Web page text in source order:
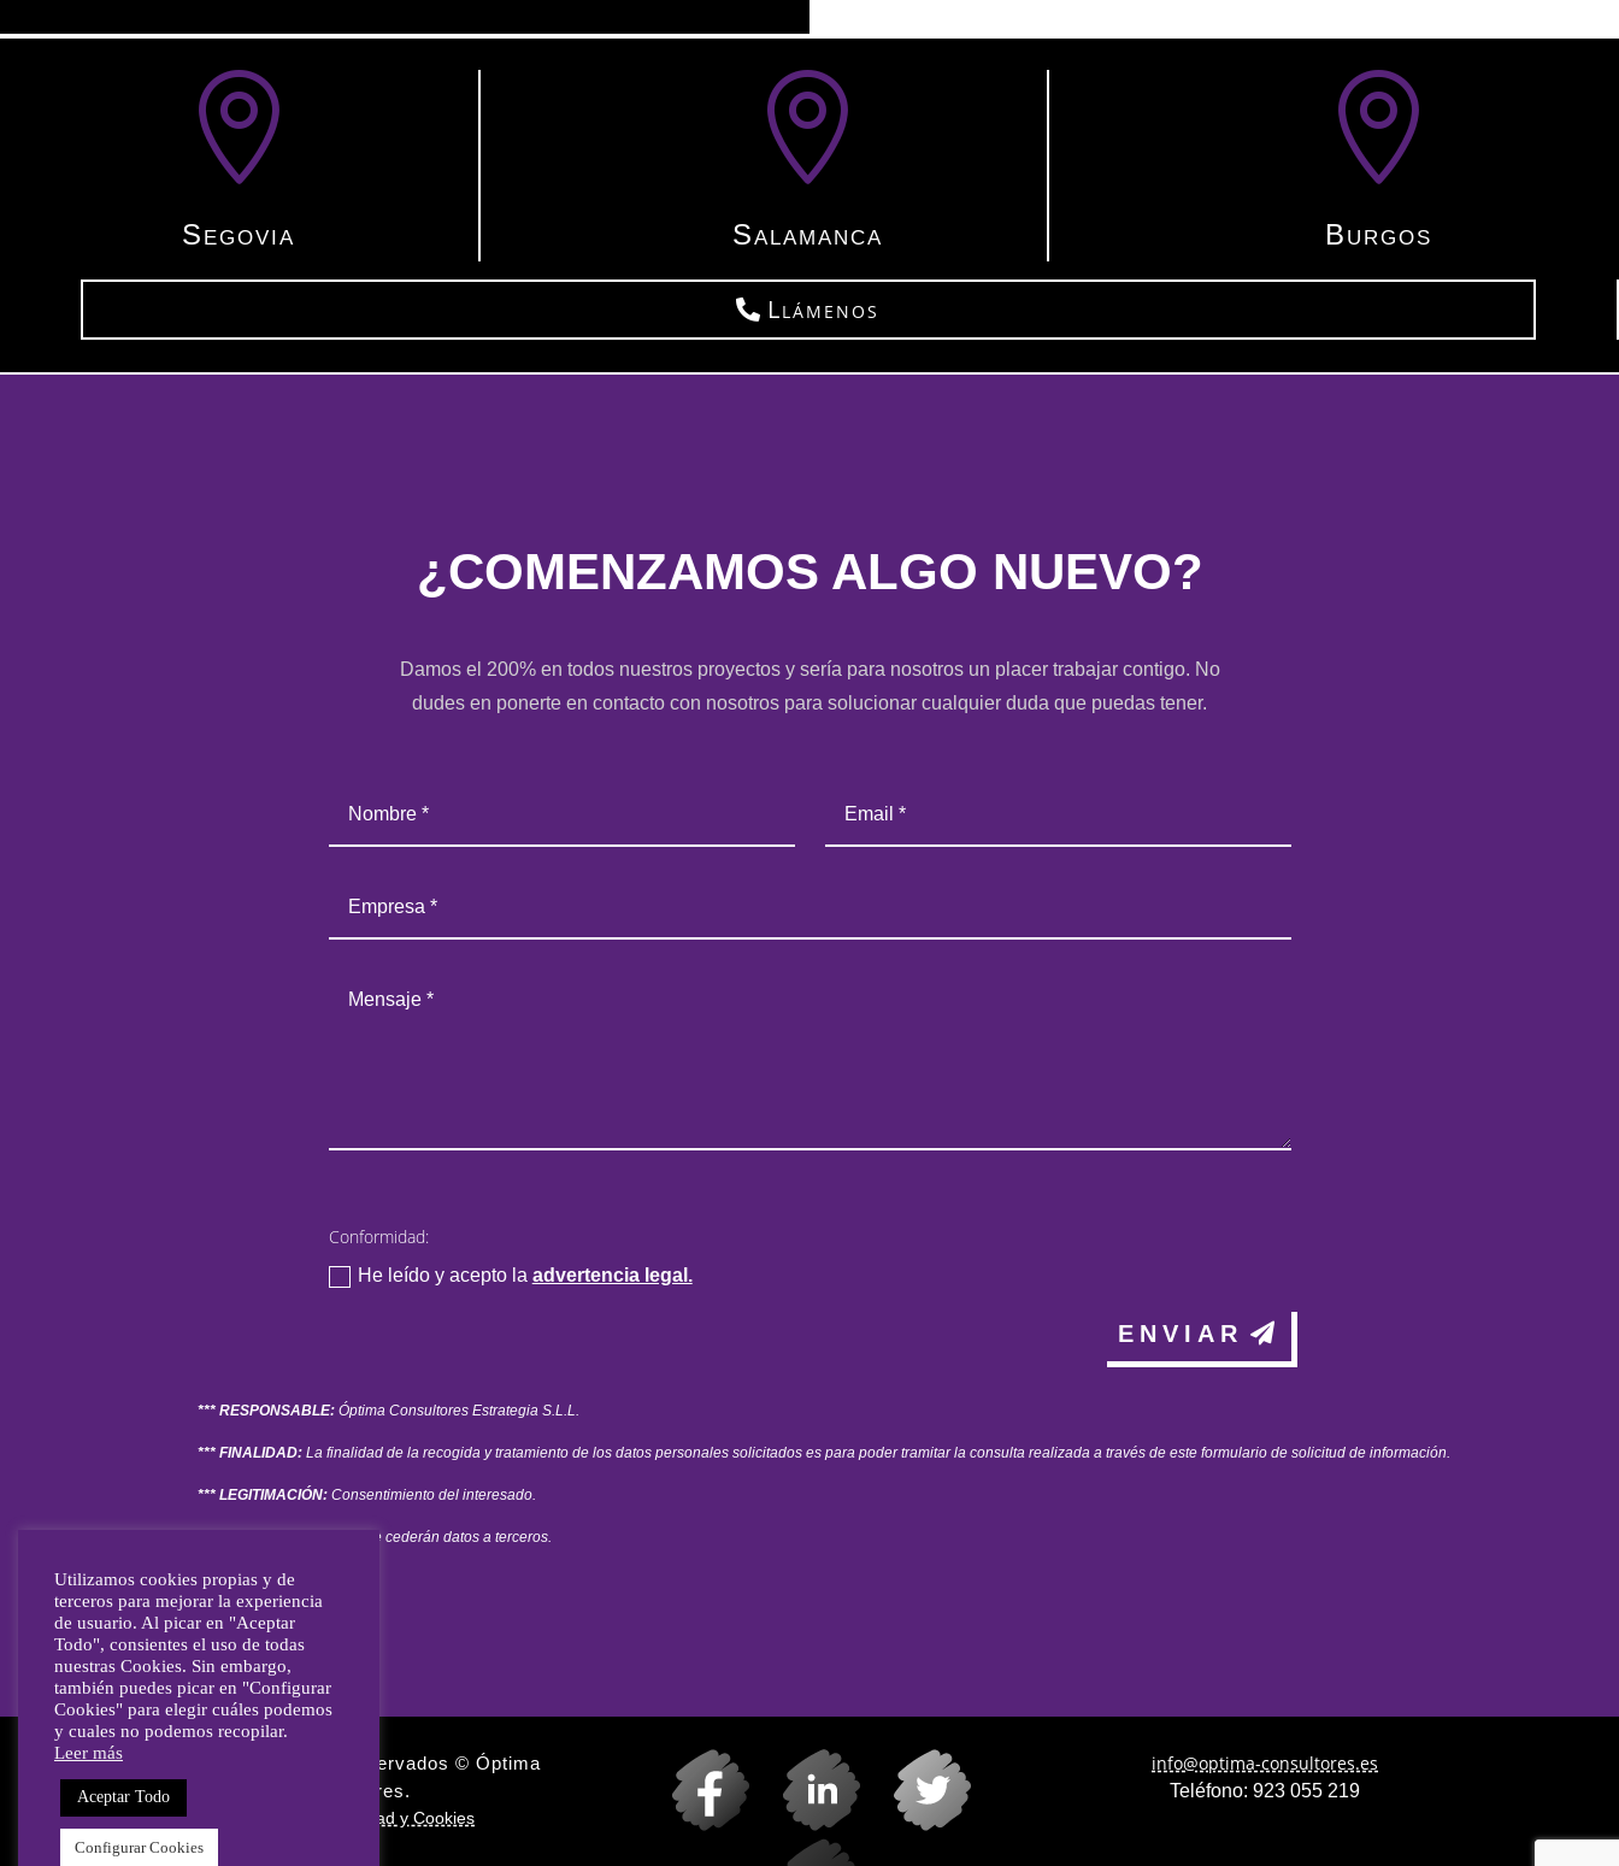

Segovia

Salamanca

Burgos
Llámenos
¿COMENZAMOS ALGO NUEVO?
Damos el 200% en todos nuestros proyectos y sería para nosotros un placer trabajar contigo. No
dudes en ponerte en contacto con nosotros para solucionar cualquier duda que puedas tener.
Conformidad:
He leído y acepto la advertencia legal.
ENVIAR
*** RESPONSABLE:Óptima Consultores Estrategia S.L.L.
*** FINALIDAD: La finalidad de la recogida y tratamiento de los datos personales solicitados es para poder tramitar la consulta realizada a través de este formulario de solicitud de información.
*** LEGITIMACIÓN: Consentimiento del interesado.
No se cederán datos a terceros.
Todos los derechos reservados © Óptima
Consultores.
Política de privacidad y Cookies
info@optima-consultores.es
Teléfono: 923 055 219
Utilizamos cookies propias y de
terceros para mejorar la experiencia
de usuario. Al picar en "Aceptar
Todo", consientes el uso de todas
nuestras Cookies. Sin embargo,
también puedes picar en "Configurar
Cookies" para elegir cuáles podemos
y cuales no podemos recopilar.
Leer más
Aceptar Todo
Configurar Cookies